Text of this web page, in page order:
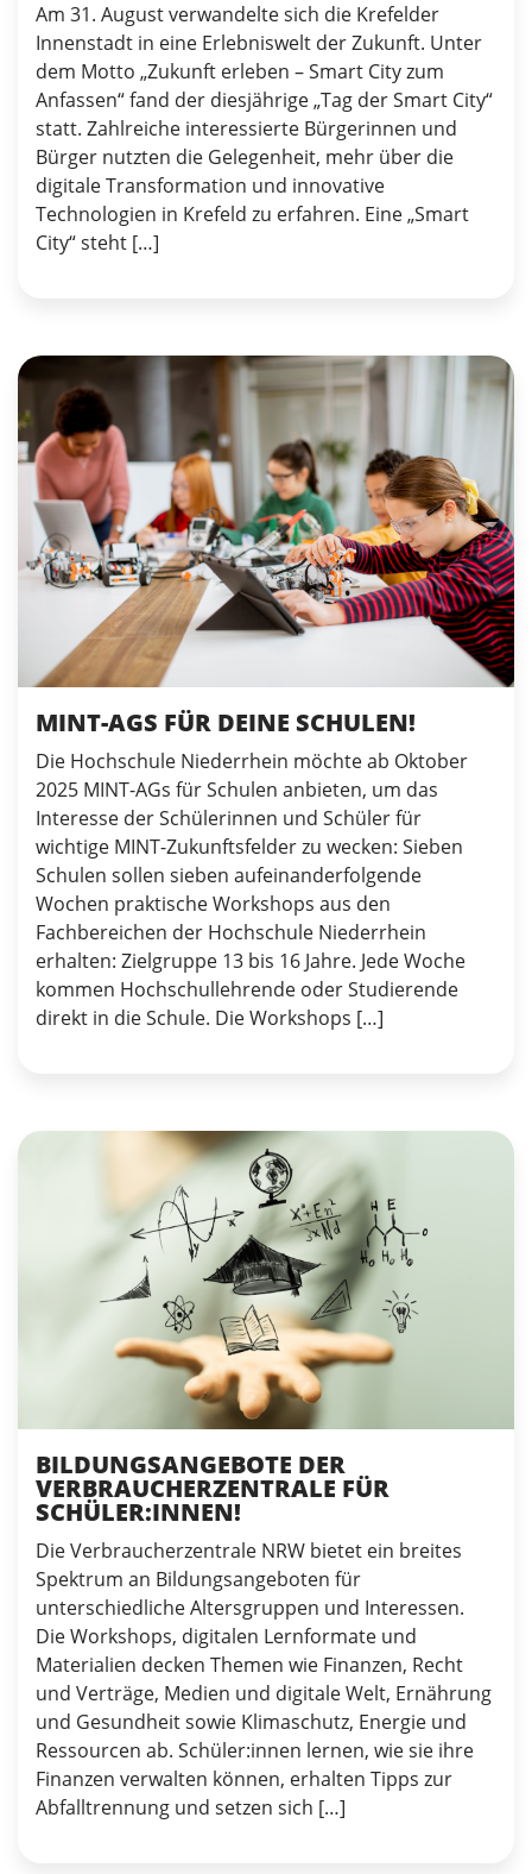
Am 31. August verwandelte sich die Krefelder
Innenstadt in eine Erlebniswelt der Zukunft. Unter
dem Motto „Zukunft erleben – Smart City zum
Anfassen“ fand der diesjährige „Tag der Smart City“
statt. Zahlreiche interessierte Bürgerinnen und
Bürger nutzten die Gelegenheit, mehr über die
digitale Transformation und innovative
Technologien in Krefeld zu erfahren. Eine „Smart
City“ steht […]
MINT-AGS FÜR DEINE SCHULEN!
Die Hochschule Niederrhein möchte ab Oktober
2025 MINT-AGs für Schulen anbieten, um das
Interesse der Schülerinnen und Schüler für
wichtige MINT-Zukunftsfelder zu wecken: Sieben
Schulen sollen sieben aufeinanderfolgende
Wochen praktische Workshops aus den
Fachbereichen der Hochschule Niederrhein
erhalten: Zielgruppe 13 bis 16 Jahre. Jede Woche
kommen Hochschullehrende oder Studierende
direkt in die Schule. Die Workshops […]
BILDUNGSANGEBOTE DER
VERBRAUCHERZENTRALE FÜR
SCHÜLER:INNEN!
Die Verbraucherzentrale NRW bietet ein breites
Spektrum an Bildungsangeboten für
unterschiedliche Altersgruppen und Interessen.
Die Workshops, digitalen Lernformate und
Materialien decken Themen wie Finanzen, Recht
und Verträge, Medien und digitale Welt, Ernährung
und Gesundheit sowie Klimaschutz, Energie und
Ressourcen ab. Schüler:innen lernen, wie sie ihre
Finanzen verwalten können, erhalten Tipps zur
Abfalltrennung und setzen sich […]